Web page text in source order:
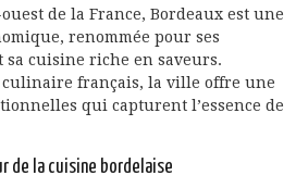
de la France, Bordeaux est une
renommée pour ses
cuisine riche en saveurs.
français, la ville offre une
qui capturent l’essence de
de la cuisine bordelaise